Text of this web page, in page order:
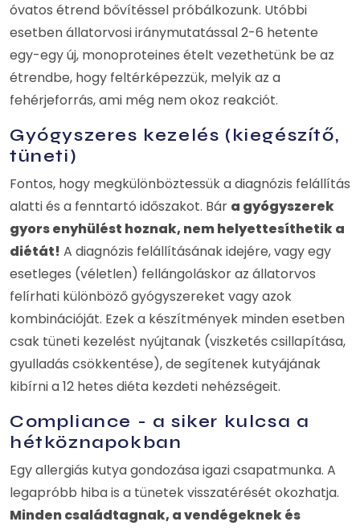
óvatos étrend bővítéssel próbálkozunk. Utóbbi
esetben állatorvosi iránymutatással 2-6 hetente
egy-egy új, monoproteines ételt vezethetünk be az
étrendbe, hogy feltérképezzük, melyik az a
fehérjeforrás, ami még nem okoz reakciót.
Gyógyszeres kezelés (kiegészítő,
tüneti)
Fontos, hogy megkülönböztessük a diagnózis felállítás
alatti és a fenntartó időszakot. Bár a gyógyszerek
gyors enyhülést hoznak, nem helyettesíthetik a
diétát! A diagnózis felállításának idejére, vagy egy
esetleges (véletlen) fellángoláskor az állatorvos
felírhati különböző gyógyszereket vagy azok
kombinációját. Ezek a készítmények minden esetben
csak tüneti kezelést nyújtanak (viszketés csillapítása,
gyulladás csökkentése), de segítenek kutyájának
kibírni a 12 hetes diéta kezdeti nehézségeit.
Compliance - a siker kulcsa a
hétköznapokban
Egy allergiás kutya gondozása igazi csapatmunka. A
legapróbb hiba is a tünetek visszatérését okozhatja.
Minden családtagnak, a vendégeknek és